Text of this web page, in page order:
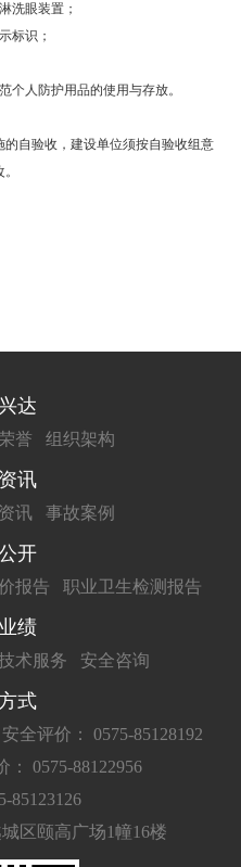
洗眼装置；
标识；
个人防护用品的使用与存放。
自验收，建设单位须按自验收组意
达
誉 组织架构
讯
讯 事故案例
开
报告 职业卫生检测报告
绩
术服务 安全咨询
式
安全评价： 0575-85128192
0575-88122956
85123126
区颐高广场1幢16楼